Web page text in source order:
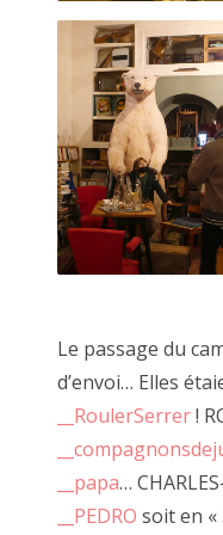
2019 mai
2019 avril
2019 mars
2019 février
2019 janvier
2018 novembre
2018 septembre
2018 août
Le passage du
d’envoi… Elles
__RoulerSerrer!
__papa…
__PEDRO soit en «
17 mai 2013, Villedômer
Vous l'aurez compris,
Ouvert à tous les
Scour propose une
d'une œuvre le temps
A travers de multiples